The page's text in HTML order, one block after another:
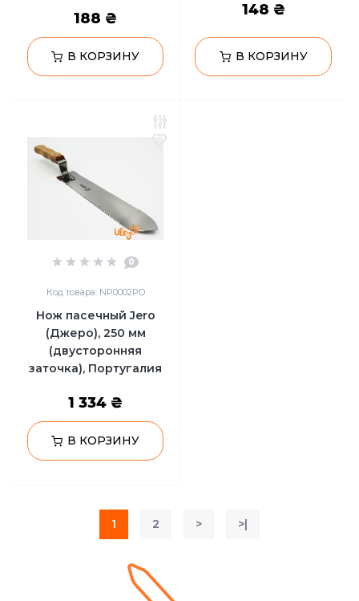
188 ₴
В КОРЗИНУ
148 ₴
В КОРЗИНУ
0
Код товара: NP0002PO
Нож пасечный Jero
(Джеро), 250 мм
(двусторонняя
заточка), Португалия
1 334 ₴
В КОРЗИНУ
1 2 > >|